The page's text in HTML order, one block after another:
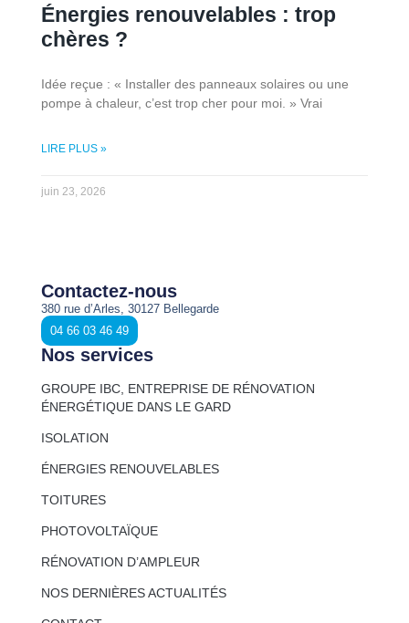
Énergies renouvelables : trop
chères ?
Idée reçue : « Installer des panneaux solaires ou une
pompe à chaleur, c’est trop cher pour moi. » Vrai
LIRE PLUS »
juin 23, 2026
Nos services
GROUPE IBC, ENTREPRISE DE RÉNOVATION
ÉNERGÉTIQUE DANS LE GARD
ISOLATION
ÉNERGIES RENOUVELABLES
TOITURES
PHOTOVOLTAÏQUE
RÉNOVATION D’AMPLEUR
NOS DERNIÈRES ACTUALITÉS
Contactez-nous
380 rue d’Arles, 30127 Bellegarde
04 66 03 46 49